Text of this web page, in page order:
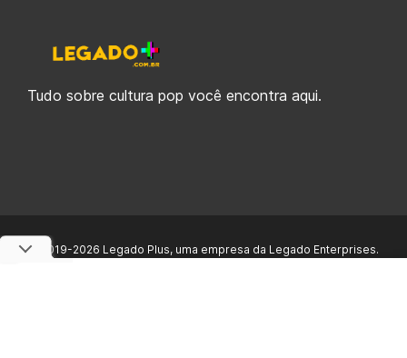
Tudo sobre cultura pop você encontra aqui.
© 2019-2026 Legado Plus, uma empresa da Legado Enterprises.